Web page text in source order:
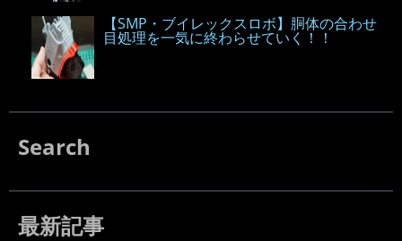
【SMP・ブイレックスロボ】胴体の合わせ
目処理を一気に終わらせていく！！
Search
最新記事